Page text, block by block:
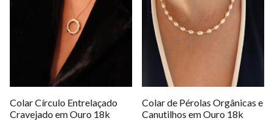
Colar Círculo Entrelaçado
Cravejado em Ouro 18k
Colar de Pérolas Orgânicas e
Canutilhos em Ouro 18k